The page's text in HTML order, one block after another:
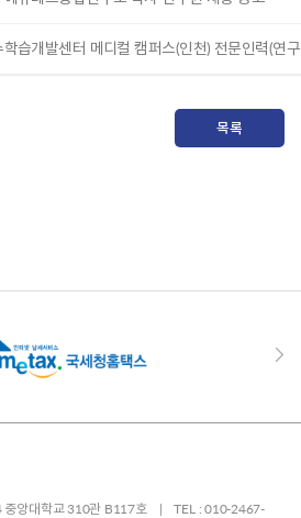
습개발센터 메디컬 캠퍼스(인천) 전문인력(연
목록
중앙대학교 310관 B117호 | TEL : 010-2467-